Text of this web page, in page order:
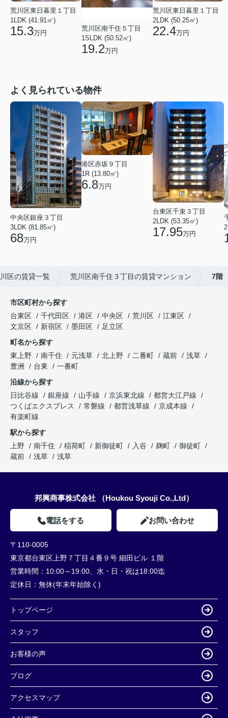
荒川区東日暮里１丁目
1LDK (41.91㎡)
15.3万円
荒川区南千住５丁目
1SLDK (50.52㎡)
19.2万円
荒川区東日暮里１丁目
2LDK (50.25㎡)
22.4万円
よく見られている物件
中央区銀座３丁目
3LDK (81.85㎡)
68万円
港区赤坂９丁目
1R (13.80㎡)
6.8万円
台東区千束３丁目
2LDK (53.35㎡)
17.95万円
区の賃貸一覧 荒川区南千住３丁目の賃貸マンション 7階
市区町村から探す
台東区
千代田区 港区 中央区 荒川区
江東区
文京区
新宿区 墨田区
足立区
町名から探す
東上野
南千住 元浅草 北上野 二番町 蔵前
浅草
豊洲
台東
一番町
沿線から探す
日比谷線
銀座線 山手線 京浜東北線
都営大江戸線
つくばエクスプレス
常磐線 都営浅草線
京成本線
有楽町線
駅から探す
上野
南千住 稲荷町 新御徒町 入谷 麹町
御徒町
蔵前
浅草 浅草
邦興商事株式会社 （Houkou Syouji Co.,Ltd）
電話をする お問い合わせ
〒110-0005
東京都台東区上野７丁目４番９号 細田ビル １階
営業時間： 10:00～19:00、水・日・祝は18:00迄
定休日： 無休(年末年始除く)
トップページ
スタッフ
お客様の声
ブログ
アクセスマップ